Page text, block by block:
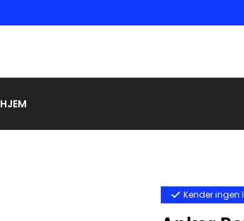
HJEM
Kender ingen